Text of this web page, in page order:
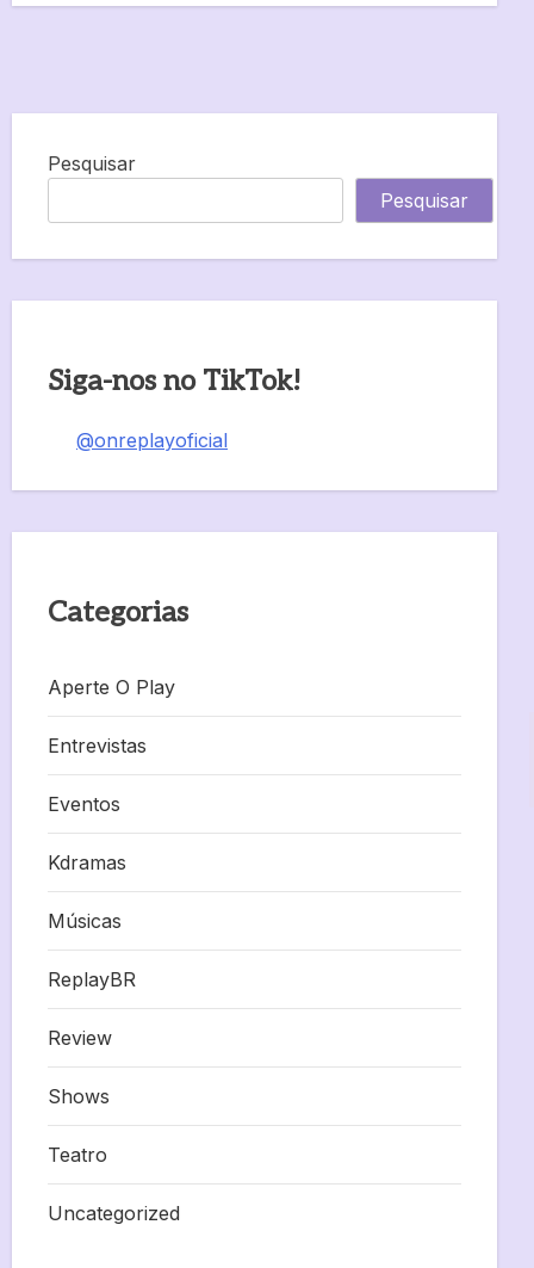
Pesquisar
Pesquisar
Siga-nos no TikTok!
@onreplayoficial
Categorias
Aperte O Play
Entrevistas
Eventos
Kdramas
Músicas
ReplayBR
Review
Shows
Teatro
Uncategorized